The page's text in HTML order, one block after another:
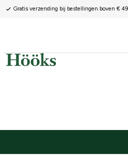
Gratis verzending bij bestellingen boven € 49